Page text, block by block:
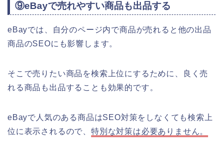
⑨eBayで売れやすい商品も出品する
eBayでは、自分のページ内で商品が売れると他の出品
商品のSEOにも影響します。
そこで売りたい商品を検索上位にするために、良く売
れる商品も出品することも効果的です。
eBayで人気のある商品はSEO対策をしなくても検索上
位に表示されるので、 特別な対策は必要ありません。